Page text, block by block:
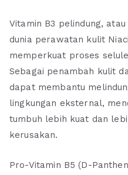
Vitamin B3 pelindung,
dunia perawatan kulit
memperkuat proses
Sebagai penambah kulit
dapat membantu
lingkungan eksternal,
tumbuh lebih kuat dan
kerusakan.
Pro-Vitamin B5 (D-